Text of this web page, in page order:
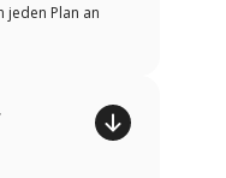
jeden Plan an